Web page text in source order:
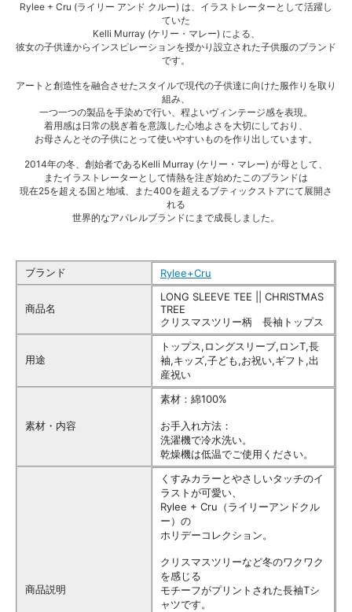
Rylee + Cru (ライリー アンド クルー) は、イラストレーターとして活躍し
ていた
Kelli Murray (ケリー・マレー) による、
彼女の子供達からインスピレーションを授かり設立された子供服のブランド
です。
アートと創造性を融合させたスタイルで現代の子供達に向けた服作りを取り
組み、
一つ一つの製品を手染めで行い、程よいヴィンテージ感を表現。
着用感は日常の脱ぎ着を意識した心地よさを大切にしており、
お母さんとその子供にとって使いやすいものを作り出しています。
2014年の冬、創始者であるKelli Murray (ケリー・マレー) が母として、
またイラストレーターとして情熱を注ぎ始めたこのブランドは
現在25を超える国と地域、また400を超えるブティックストアにて展開さ
れる
世界的なアパレルブランドにまで成長しました。
ブランド Rylee+Cru
商品名
LONG SLEEVE TEE || CHRISTMAS
TREE
クリスマスツリー柄 長袖トップス
用途
トップス,ロングスリーブ,ロンT,長
袖,キッズ,子ども,お祝い,ギフト,出
産祝い
素材・内容
素材：綿100%
お手入れ方法：
洗濯機で冷水洗い。
乾燥機は低温でご使用ください。
商品説明
くすみカラーとやさしいタッチのイ
ラストが可愛い、
Rylee + Cru（ライリーアンドクル
ー）の
ホリデーコレクション。
クリスマスツリーなど冬のワクワク
を感じる
モチーフがプリントされた長袖Tシ
ャツです。